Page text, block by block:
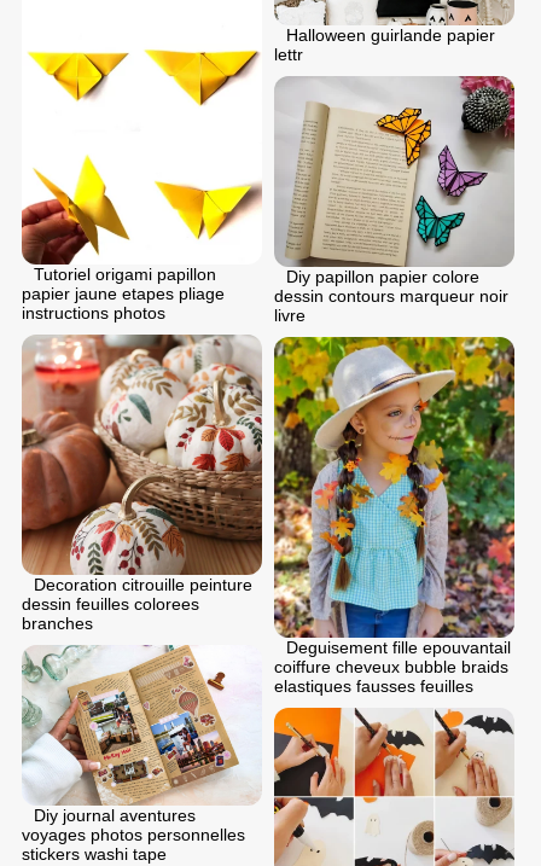
Tutoriel origami papillon
papier jaune etapes pliage
instructions photos
Halloween guirlande papier
lettr
Diy papillon papier colore
dessin contours marqueur noir
livre
Decoration citrouille peinture
dessin feuilles colorees
branches
Deguisement fille epouvantail
coiffure cheveux bubble braids
elastiques fausses feuilles
Diy journal aventures
voyages photos personnelles
stickers washi tape